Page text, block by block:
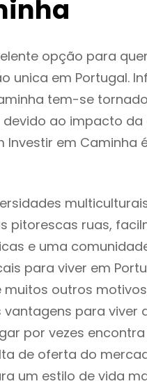
opção para
unica em Portugal.
tem-se
ao impacto da
em Caminha
pitorescas ruas,
e uma
para viver em
outros
para viver
por vezes
de oferta do
um estilo de vida